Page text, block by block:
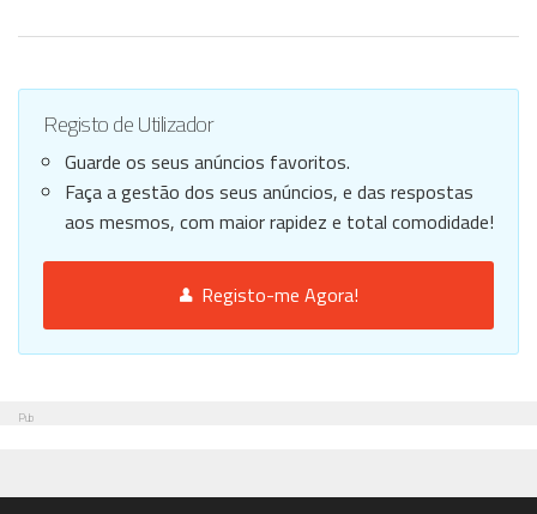
Registo de Utilizador
Guarde os seus anúncios favoritos.
Faça a gestão dos seus anúncios, e das respostas
aos mesmos, com maior rapidez e total comodidade!
Registo-me Agora!
Pub